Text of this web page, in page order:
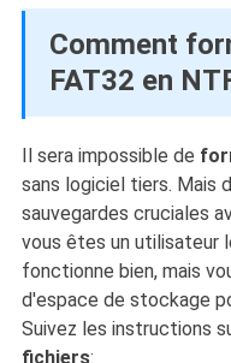
Comment
FAT32 en
Il sera impossible de
sans logiciel tiers. Mais
sauvegardes cruciales
vous êtes un utilisateur
fonctionne bien, mais
d'espace de stockage
Suivez les instructions
fichiers: